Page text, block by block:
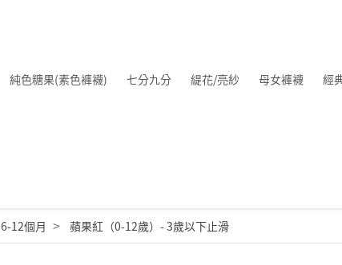
純色糖果(素色褲襪) 七分九分 緹花/亮紗 母女褲襪 經
6-12個月 蘋果紅（0-12歲）- 3歲以下止滑